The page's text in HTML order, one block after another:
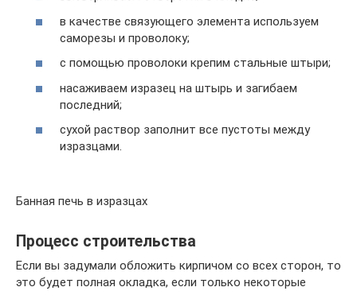
в качестве связующего элемента используем
саморезы и проволоку;
с помощью проволоки крепим стальные штыри;
насаживаем изразец на штырь и загибаем
последний;
сухой раствор заполнит все пустоты между
изразцами.
Банная печь в изразцах
Процесс строительства
Если вы задумали обложить кирпичом со всех сторон, то
это будет полная окладка, если только некоторые